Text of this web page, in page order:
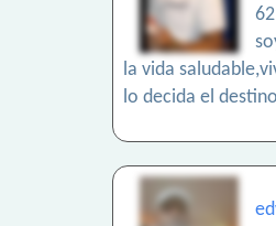
la vida
lo decida el